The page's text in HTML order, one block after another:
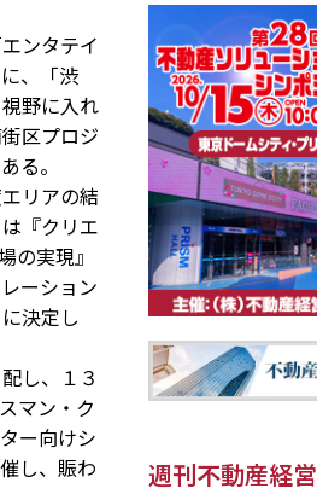
ンタテイ
、「渋
野に入れ
区プロジ
る。
リアの結
『クリエ
の実現』
ーション
決定し
し、１３
マン・ク
ー向けシ
し、賑わ
週刊不動産経営